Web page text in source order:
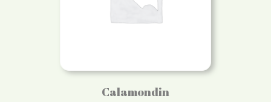
Calamondin